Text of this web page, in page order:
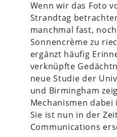
Wenn wir das Foto
Strandtag
manchmal fast,
Sonnencrème zu
ergänzt häufig
verknüpfte
neue Studie der
und Birmingham
Mechanismen
Sie ist nun in der
Communications